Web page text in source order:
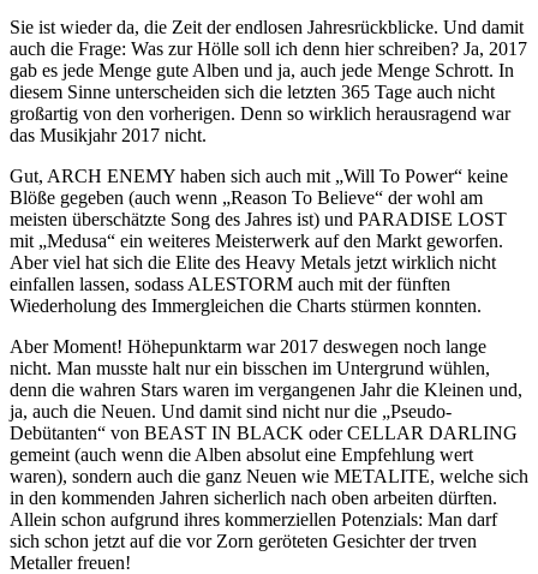
Sie ist wieder da, die Zeit der endlosen Jahresrückblicke. Und damit
auch die Frage: Was zur Hölle soll ich denn hier schreiben? Ja, 2017
gab es jede Menge gute Alben und ja, auch jede Menge Schrott. In
diesem Sinne unterscheiden sich die letzten 365 Tage auch nicht
großartig von den vorherigen. Denn so wirklich herausragend war
das Musikjahr 2017 nicht.
Gut, ARCH ENEMY haben sich auch mit „Will To Power“ keine
Blöße gegeben (auch wenn „Reason To Believe“ der wohl am
meisten überschätzte Song des Jahres ist) und PARADISE LOST
mit „Medusa“ ein weiteres Meisterwerk auf den Markt geworfen.
Aber viel hat sich die Elite des Heavy Metals jetzt wirklich nicht
einfallen lassen, sodass ALESTORM auch mit der fünften
Wiederholung des Immergleichen die Charts stürmen konnten.
Aber Moment! Höhepunktarm war 2017 deswegen noch lange
nicht. Man musste halt nur ein bisschen im Untergrund wühlen,
denn die wahren Stars waren im vergangenen Jahr die Kleinen und,
ja, auch die Neuen. Und damit sind nicht nur die „Pseudo-
Debütanten“ von BEAST IN BLACK oder CELLAR DARLING
gemeint (auch wenn die Alben absolut eine Empfehlung wert
waren), sondern auch die ganz Neuen wie METALITE, welche sich
in den kommenden Jahren sicherlich nach oben arbeiten dürften.
Allein schon aufgrund ihres kommerziellen Potenzials: Man darf
sich schon jetzt auf die vor Zorn geröteten Gesichter der trven
Metaller freuen!